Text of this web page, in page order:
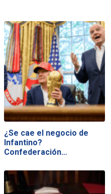
¿Se cae el negocio de
Infantino?
Confederación…